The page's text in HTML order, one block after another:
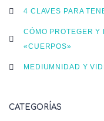
4 CLAVES PARA
CÓMO PROTEGER Y
«CUERPOS»
MEDIUMNIDAD Y
CATEGORÍAS